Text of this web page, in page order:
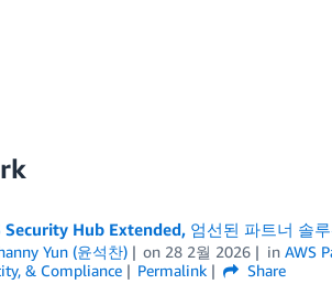
Security Hub Extended, 엄선된 파트너 솔
Yun (윤석찬) on 28 2월 2026 inAWS
& Compliance
Permalink
Share